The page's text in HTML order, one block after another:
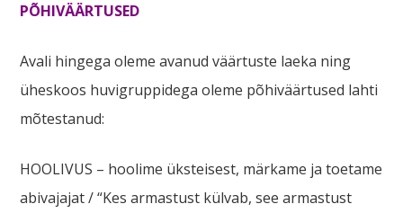
PÕHIVÄÄRTUSED
Avali hingega oleme avanud väärtuste laeka ning
üheskoos huvigruppidega oleme põhiväärtused lahti
mõtestanud:
HOOLIVUS – hoolime üksteisest, märkame ja toetame
abivajajat / “Kes armastust külvab, see armastust